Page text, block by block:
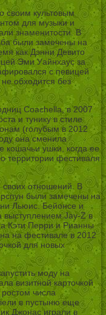
своим культовым
для музыки и
знаменитости. В
были замечены на
как Дэнни Девито
Эми Уайнхаус за
с певицей
обходится без
Coachella, в 2007
и тунику в стиле
(голубым в 2012
она сменила
кошачьи ушки, когда ее
территории фестиваля
своих отношений. В
были замечены на
Льюис. Бейонсе и
Jay-Z в
Кэти Перри и Рианны
на фестивале в 2012
для новых
моду на
визитной карточкой
числа
в пустыню еще
Джонас играли в